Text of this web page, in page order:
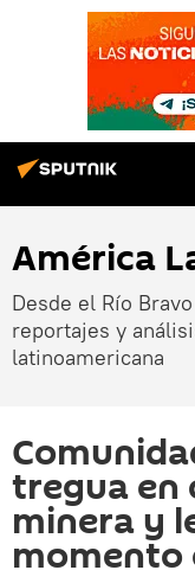
América
Desde el Río
reportajes y
latinoamericana
tregua en
minera y
momento